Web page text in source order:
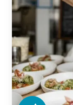
Automatyczne
drukowanie
wiadomości
e‑mail
i
załączników
dla
firmy
cateringowej